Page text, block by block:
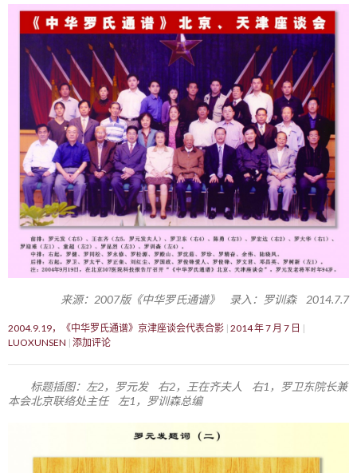
来源：2007版《中华罗氏通谱》 录入：罗训森 2014.7.7
2004.9.19，《中华罗氏通谱》京津座谈会代表合影 2014 年 7 月 7 日
LUOXUNSEN 添加评论
标题插图：左2，罗元发 右2，王在齐夫人 右1，罗卫东院长兼
本会北京联络处主任 左1，罗训森总编